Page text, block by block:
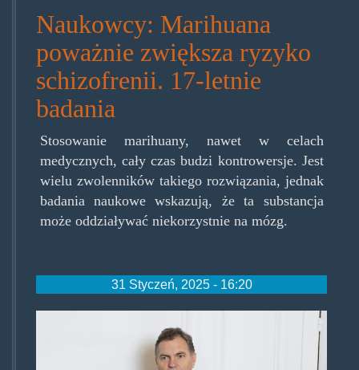
Naukowcy: Marihuana
poważnie zwiększa ryzyko
schizofrenii. 17-letnie
badania
Stosowanie marihuany, nawet w celach
medycznych, cały czas budzi kontrowersje. Jest
wielu zwolenników takiego rozwiązania, jednak
badania naukowe wskazują, że ta substancja
może oddziaływać niekorzystnie na mózg.
31 Styczeń, 2025 - 16:20
tabarot.jpg